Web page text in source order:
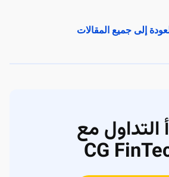
إلى جميع المقالات
التداول مع
CG